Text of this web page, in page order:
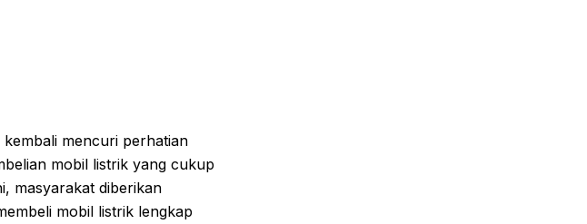
mencuri perhatian
mobil listrik yang cukup
masyarakat diberikan
mobil listrik lengkap